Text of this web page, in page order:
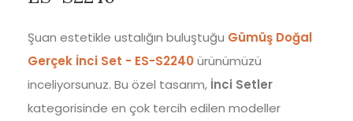
Şuan estetikle ustalığın buluştuğu Gümüş Doğal
Gerçek İnci Set - ES-S2240ürünümüzü
inceliyorsunuz. Bu özel tasarım, İnci Setler
kategorisinde en çok tercih edilen modeller